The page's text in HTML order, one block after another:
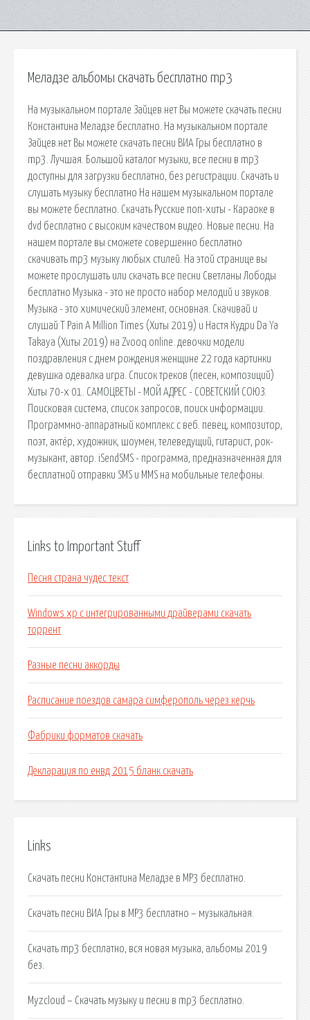
Меладзе альбомы скачать бесплатно mp3
На музыкальном портале Зайцев.нет Вы можете скачать песни
Константина Меладзе бесплатно. На музыкальном портале
Зайцев.нет Вы можете скачать песни ВИА Гры бесплатно в
mp3. Лучшая. Большой каталог музыки, все песни в mp3
доступны для загрузки бесплатно, без регистрации. Скачать и
слушать музыку бесплатно На нашем музыкальном портале
вы можете бесплатно. Скачать Русские поп-хиты - Караоке в
dvd бесплатно с высоким качеством видео. Новые песни. На
нашем портале вы сможете совершенно бесплатно
скачивать mp3 музыку любых стилей. На этой странице вы
можете прослушать или скачать все песни Светланы Лободы
бесплатно Музыка - это не просто набор мелодий и звуков.
Музыка - это химический элемент, основная. Скачивай и
слушай T Pain A Million Times (Хиты 2019) и Настя Кудри Da Ya
Takaya (Хиты 2019) на Zvooq.online. девочки модели
поздравления с днем рождения женщине 22 года картинки
девушка одевалка игра. Список треков (песен, композиций)
Хиты 70-х 01. САМОЦВЕТЫ - МОЙ АДРЕС - СОВЕТСКИЙ СОЮЗ.
Поисковая сиcтема, список запросов, поиск информации.
Программно-аппаратный комплекс с веб. певец, композитор,
поэт, актёр, художник, шоумен, телеведущий, гитарист, рок-
музыкант, автор. iSendSMS - программа, предназначенная для
бесплатной отправки SMS и MMS на мобильные телефоны.
Links to Important Stuff
Песня страна чудес текст
Windows xp с интегрированными драйверами скачать
торрент
Разные песни аккорды
Расписание поездов самара симферополь через керчь
Фабрики форматов скачать
Декларация по енвд 2015 бланк скачать
Links
Скачать песни Константина Меладзе в MP3 бесплатно.
Скачать песни ВИА Гры в MP3 бесплатно – музыкальная.
Скачать mp3 бесплатно, вся новая музыка, альбомы 2019
без.
Myzcloud – Скачать музыку и песни в mp3 бесплатно.